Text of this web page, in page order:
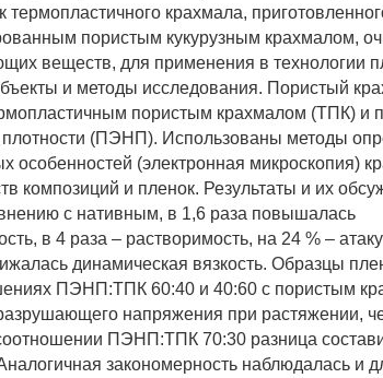
термопластичного крахмала,
пористым кукурузным крахмалом,
веществ, для применения в технологии
и методы исследования. Пористый
пористым крахмалом (ТПК) и
плотности (ПЭНП). Использованы методы
особенностей (электронная микроскопия)
композиций и пленок. Результаты и их
с нативным, в 1,6 раза повышалась
в 4 раза – растворимость, на 24 % –
динамическая вязкость. Образцы
ПЭНП:ТПК 60:40 и 40:60 с пористым
напряжения при растяжении,
ПЭНП:ТПК 70:30 разница
закономерность наблюдалась и